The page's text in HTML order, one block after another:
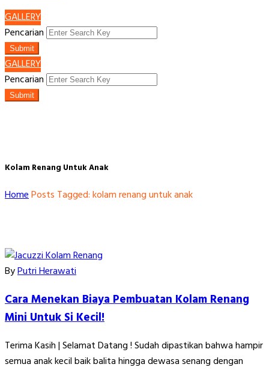
GALLERY
Pencarian
Submit
GALLERY
Pencarian
Submit
Kolam Renang Untuk Anak
HomePosts Tagged: kolam renang untuk anak
ByPutri Herawati
Cara Menekan Biaya Pembuatan Kolam Renang
Mini Untuk Si Kecil!
Terima Kasih | Selamat Datang ! Sudah dipastikan bahwa hampir
semua anak kecil baik balita hingga dewasa senang dengan